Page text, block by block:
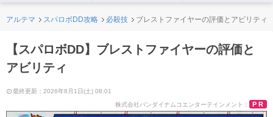
アルテマ スパロボDD攻略 必殺技 ブレストファイヤーの評価とアビリティ
【スパロボDD】ブレストファイヤーの評価と
アビリティ
最終更新：2026年8月1日(土) 08:01
PR